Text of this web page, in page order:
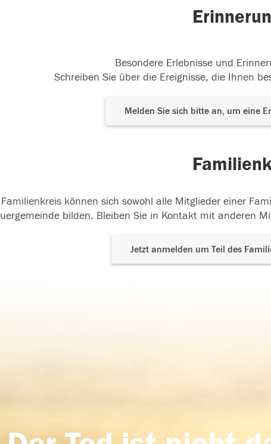
Besondere Erlebnisse und
Schreiben Sie über die Ereignisse, die Ihnen
Melden Sie sich bitte an, um eine
können sich sowohl alle Mitglieder einer
bilden. Bleiben Sie in Kontakt mit anderen
Jetzt anmelden um Teil des